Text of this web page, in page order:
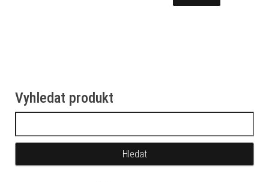
Vyhledat produkt